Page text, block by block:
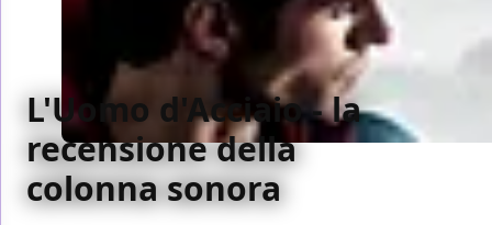
L'Uomo d'Acciaio - la
recensione della
colonna sonora